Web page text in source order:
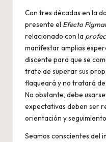
Con tres décadas en la
presente el Efecto
relacionado con la
manifestar amplias
discente para que se
trate de superar sus
flaqueará y no tratará
No obstante, debe
expectativas deben ser
orientación y
Seamos conscientes del